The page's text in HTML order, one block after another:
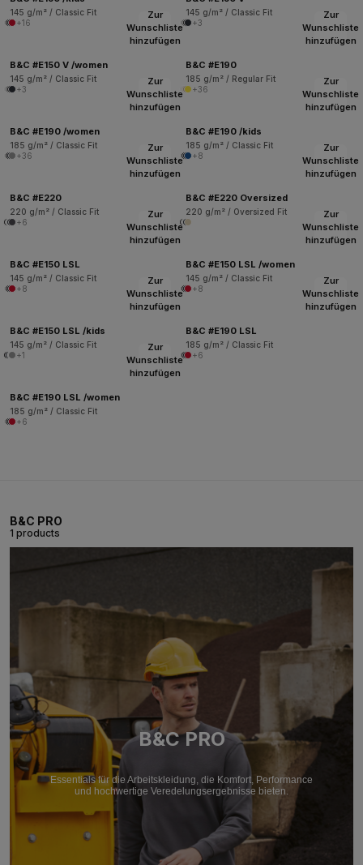
145 g/m² / Classic Fit
+16
145 g/m² / Classic Fit
+3
Zur
Wunschliste
hinzufügen
B&C #E150 V /women
145 g/m² / Classic Fit
+3
Zur
Wunschliste
hinzufügen
B&C #E190
185 g/m² / Regular Fit
+36
Zur
Wunschliste
hinzufügen
B&C #E190 /women
185 g/m² / Classic Fit
+36
Zur
Wunschliste
hinzufügen
B&C #E190 /kids
185 g/m² / Classic Fit
+8
Zur
Wunschliste
hinzufügen
B&C #E220
220 g/m² / Classic Fit
+6
Zur
Wunschliste
hinzufügen
B&C #E220 Oversized
220 g/m² / Oversized Fit
Zur
Wunschliste
hinzufügen
B&C #E150 LSL
145 g/m² / Classic Fit
+8
Zur
Wunschliste
hinzufügen
B&C #E150 LSL /women
145 g/m² / Classic Fit
+8
Zur
Wunschliste
hinzufügen
B&C #E150 LSL /kids
145 g/m² / Classic Fit
+1
Zur
Wunschliste
hinzufügen
B&C #E190 LSL
185 g/m² / Classic Fit
+6
Zur
Wunschliste
hinzufügen
B&C #E190 LSL /women
185 g/m² / Classic Fit
+6
B&C PRO
1 products
B&C PRO
Essentials für die Arbeitskleidung, die Komfort, Performance
und hochwertige Veredelungsergebnisse bieten.